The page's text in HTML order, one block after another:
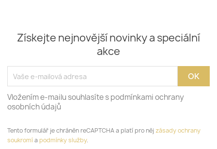
Získejte nejnovější novinky a speciální
akce
Vložením e-mailu souhlasíte s podmínkami ochrany
osobních údajů
Tento formulář je chráněn reCAPTCHA a platí pro něj zásady ochrany
soukromía podmínky služby.